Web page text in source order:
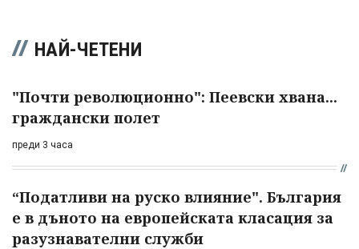
НАЙ-ЧЕТЕНИ
"Почти революционно": Пеевски хвана...
граждански полет
преди 3 часа
“Податливи на руско влияние". България
е в дъното на европейската класация за
разузнавателни служби